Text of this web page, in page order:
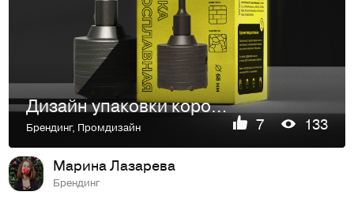
Дизайн упаковки коронок для сверления подрозетников
Брендинг, Промдизайн 7 133
Марина Лазарева
Брендинг